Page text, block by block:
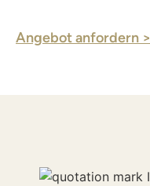
Angebot anfordern >